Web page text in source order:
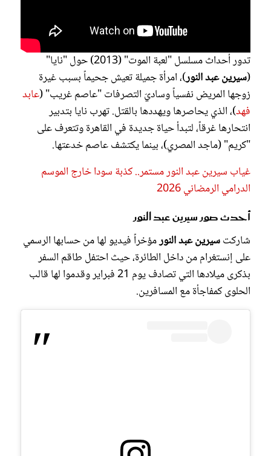
تدور أحداث مسلسل "لعبة الموت" (2013) حول "نايا"
(سيرين عبد النور)، امرأة جميلة تعيش جحيماً بسبب غيرة
زوجها المريض نفسياً وساديّ التصرفات "عاصم غريب" (عابد
فهد)، الذي يحاصرها ويهددها بالقتل. تهرب نايا بتدبير
انتحارها غرقاً، لتبدأ حياة جديدة في القاهرة وتتعرف على
"كريم" (ماجد المصري)، بينما يكتشف عاصم خدعتها.
غياب سيرين عبد النور مستمر.. كذبة سودا خارج الموسم
الدرامي الرمضاني 2026
أحدث صور سيرين عبد النور
شاركتسيرين عبد النورمؤخراً فيديو لها من حسابها الرسمي
على إنستغرام من داخل الطائرة، حيث احتفل طاقم السفر
بذكرى ميلادها التي تصادف يوم 21 فبراير وقدموا لها قالب
الحلوى كمفاجأة مع المسافرين.